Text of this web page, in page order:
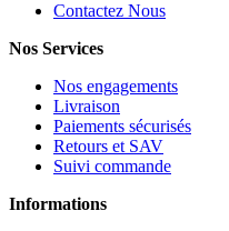
Contactez Nous
Nos Services
Nos engagements
Livraison
Paiements sécurisés
Retours et SAV
Suivi commande
Informations